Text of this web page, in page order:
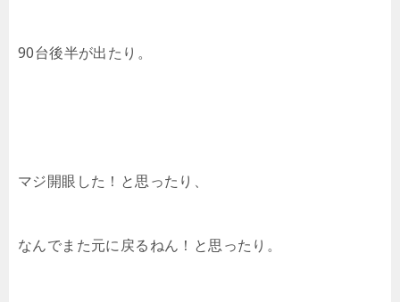
90台後半が出たり。
マジ開眼した！と思ったり、
なんでまた元に戻るねん！と思ったり。